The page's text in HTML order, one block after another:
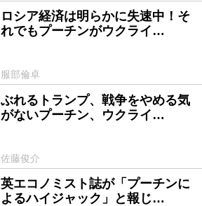
ロシア経済は明らかに失速中！そ
れでもプーチンがウクライ…
服部倫卓
ぶれるトランプ、戦争をやめる気
がないプーチン、ウクライ…
佐藤俊介
英エコノミスト誌が「プーチンに
よるハイジャック」と報じ…